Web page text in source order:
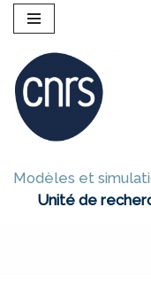
au
contenu
Modèles et
Unité de